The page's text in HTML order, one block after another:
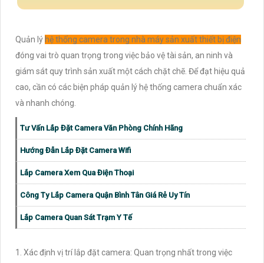
Quản lý hệ thống camera trong nhà máy sản xuất thiết bị điện
đóng vai trò quan trọng trong việc bảo vệ tài sản, an ninh và
giám sát quy trình sản xuất một cách chặt chẽ. Để đạt hiệu quả
cao, cần có các biện pháp quản lý hệ thống camera chuẩn xác
và nhanh chóng.
Tư Vấn Lắp Đặt Camera Văn Phòng Chính Hãng
Hướng Đẫn Lắp Đặt Camera Wifi
Lắp Camera Xem Qua Điện Thoại
Công Ty Lắp Camera Quận Bình Tân Giá Rẻ Uy Tín
Lắp Camera Quan Sát Trạm Y Tế
1. Xác định vị trí lắp đặt camera: Quan trọng nhất trong việc